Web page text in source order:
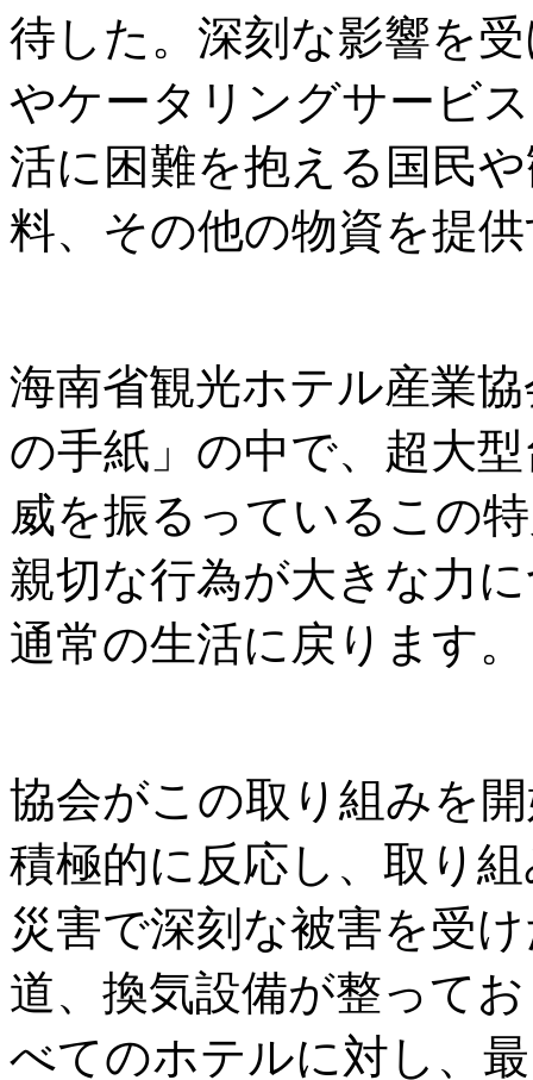
待した。深刻な影響を
やケータリングサービ
活に困難を抱える国民
料、その他の物資を提
海南省観光ホテル産業
の手紙」の中で、超大
威を振るっているこの
親切な行為が大きな力
通常の生活に戻ります。
協会がこの取り組みを
積極的に反応し、取り
災害で深刻な被害を受
道、換気設備が整って
べてのホテルに対し、